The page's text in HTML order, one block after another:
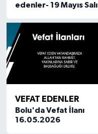
edenler- 19 Mayıs Salı
VEFAT EDENLER
Bolu'da Vefat İlanı
16.05.2026